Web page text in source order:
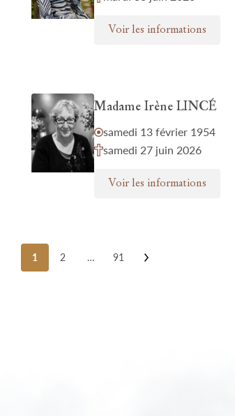
Voir les informations
Madame Irène LINCÉ
samedi 13 février 1954
samedi 27 juin 2026
Voir les informations
Posts
pagination
1 2 … 91